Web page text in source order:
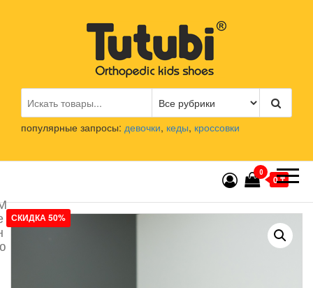
Tutubi.kz
Детская и подростковая
ортопедическая обувь
популярные запросы: девочки, кеды, кроссовки
0
0 ₸
СКИДКА 50%